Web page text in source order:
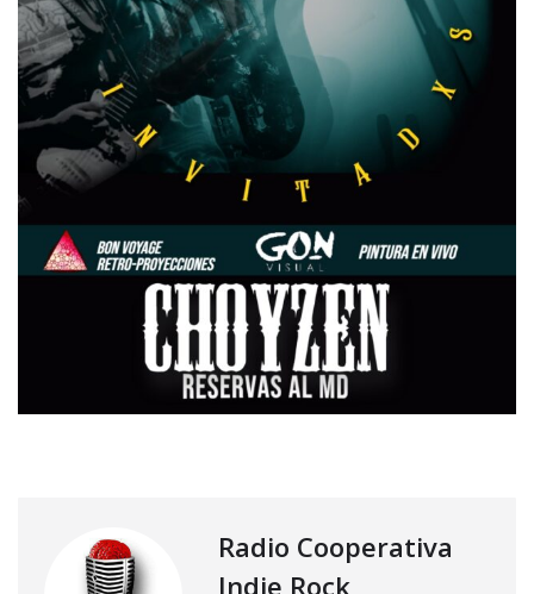
Radio Cooperativa
Indie Rock